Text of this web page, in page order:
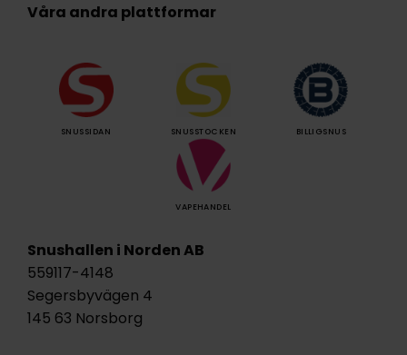
Våra andra plattformar
SNUSSIDAN SNUSSTOCKEN BILLIGSNUS
VAPEHANDEL
Snushallen i Norden AB
559117-4148
Segersbyvägen 4
145 63 Norsborg